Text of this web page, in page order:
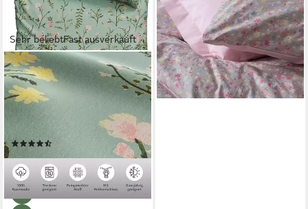
Sehr beliebtFast ausverkauft
OTTO HOME
Bettwäsche Claara, Renforcé,
2 teilig, mit Blumen Design,
skandinavisch, romantische
Bettwäsche
(35)
18,99 € UVP41,99 €
-55%
ab 16,00 € 24,00 €
-33%
lieferbar - in 6-7 Werktagen bei dir